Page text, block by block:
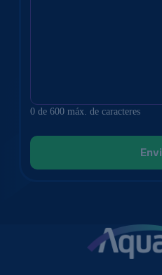
0 de 600 máx. de caracteres